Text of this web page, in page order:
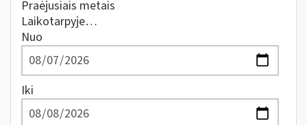
Praėjusiais metais
Laikotarpyje…
Nuo
Iki